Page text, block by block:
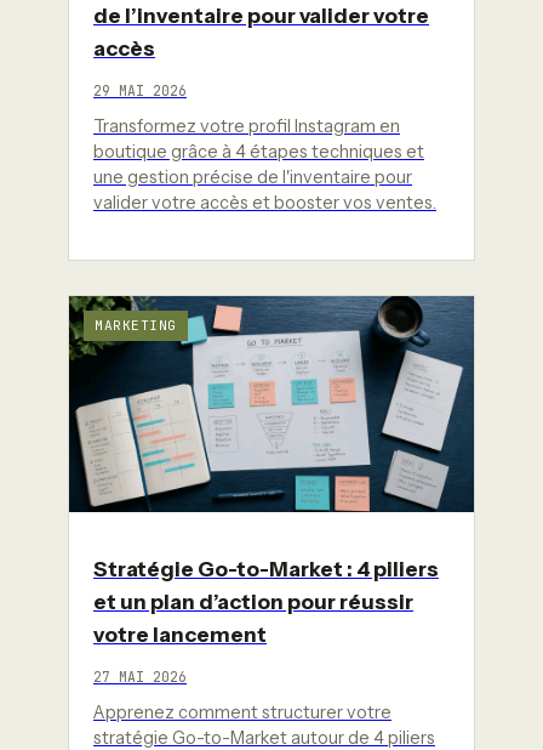
de l’inventaire pour valider votre
accès
29 MAI 2026
Transformez votre profil Instagram en
boutique grâce à 4 étapes techniques et
une gestion précise de l'inventaire pour
valider votre accès et booster vos ventes.
MARKETING
Stratégie Go-to-Market : 4 piliers
et un plan d’action pour réussir
votre lancement
27 MAI 2026
Apprenez comment structurer votre
stratégie Go-to-Market autour de 4 piliers